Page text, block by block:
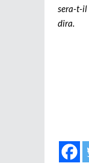
sera-t-il
dira.